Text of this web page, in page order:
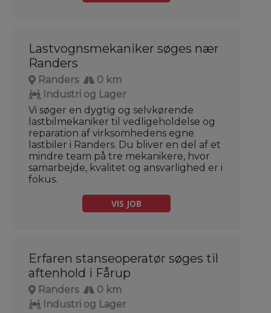
Lastvognsmekaniker søges nær
Randers
Randers
0 km
Industri og Lager
Vi søger en dygtig og selvkørende
lastbilmekaniker til vedligeholdelse og
reparation af virksomhedens egne
lastbiler i Randers. Du bliver en del af et
mindre team på tre mekanikere, hvor
samarbejde, kvalitet og ansvarlighed er i
fokus.
VIS JOB
Erfaren stanseoperatør søges til
aftenhold i Fårup
Randers
0 km
Industri og Lager